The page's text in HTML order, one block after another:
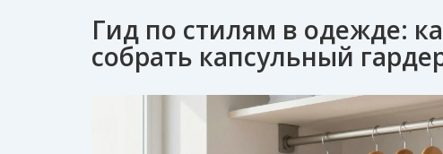
Гид по стилям в одежде:
собрать капсульный